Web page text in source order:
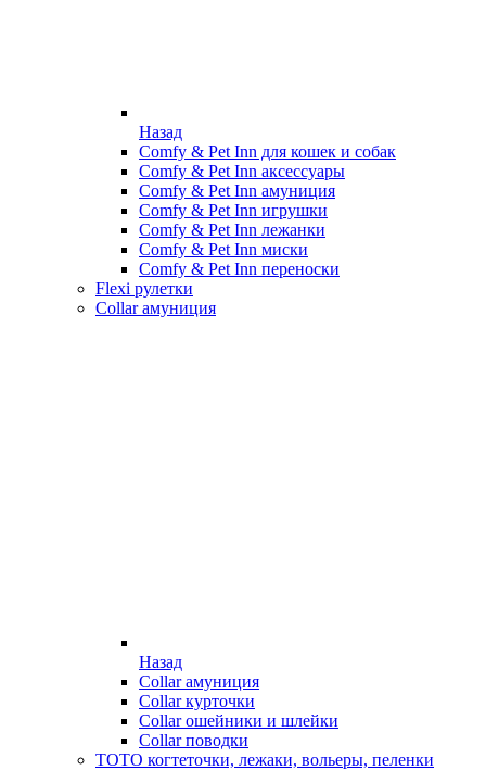
Назад
Comfy & Pet Inn для кошек и собак
Comfy & Pet Inn аксессуары
Comfy & Pet Inn амуниция
Comfy & Pet Inn игрушки
Comfy & Pet Inn лежанки
Comfy & Pet Inn миски
Comfy & Pet Inn переноски
Flexi рулетки
Collar амуниция
Назад
Collar амуниция
Collar курточки
Collar ошейники и шлейки
Collar поводки
ТОТО когтеточки, лежаки, вольеры, пеленки